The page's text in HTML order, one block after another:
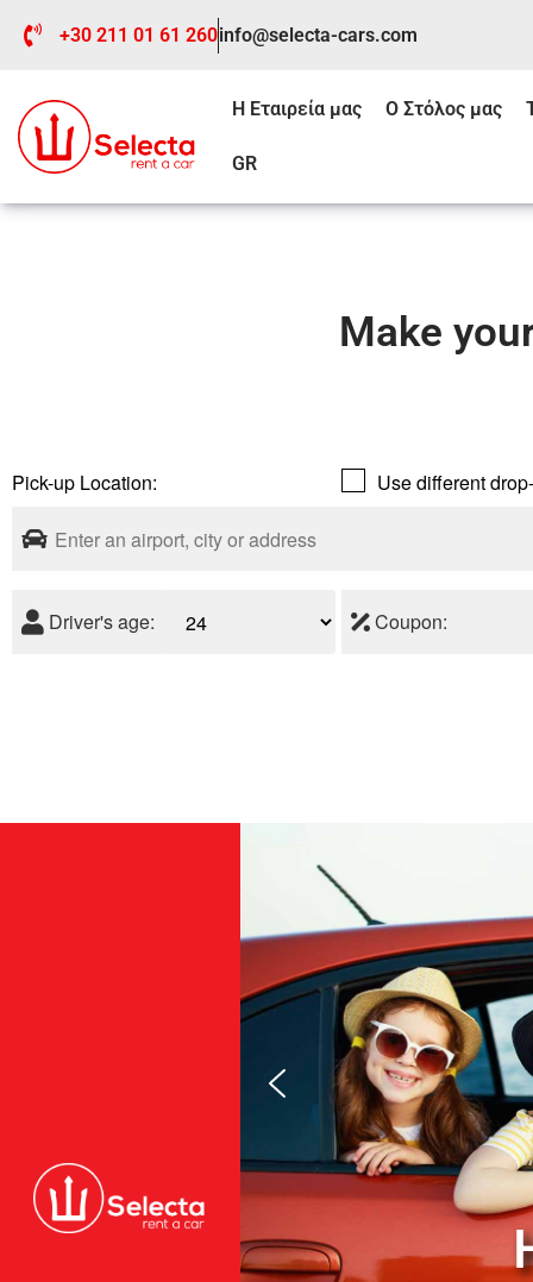
+30 211 01 61 260info@selecta-cars.com
Η Εταιρεία μας Ο Στόλος μας
GR
Make
Pick-up Location: Use different
Driver's age: Coupon: